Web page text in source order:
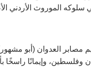
سلوكه الموروث الأردني
وفلسطين، وإيمانًا